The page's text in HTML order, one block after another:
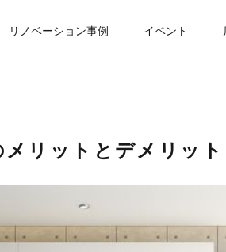
リノベーション事例 イベント
リットとデメリット